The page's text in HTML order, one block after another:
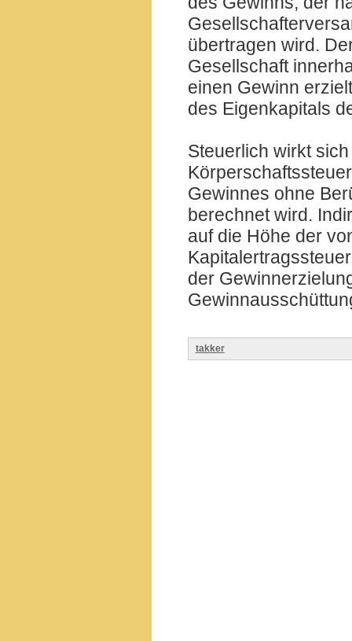
übertragen wird.
Gesellschaft
einen Gewinn
des Eigenkapitals
Steuerlich wirkt
Gewinnes ohne
berechnet wird.
auf die Höhe der
der
takker